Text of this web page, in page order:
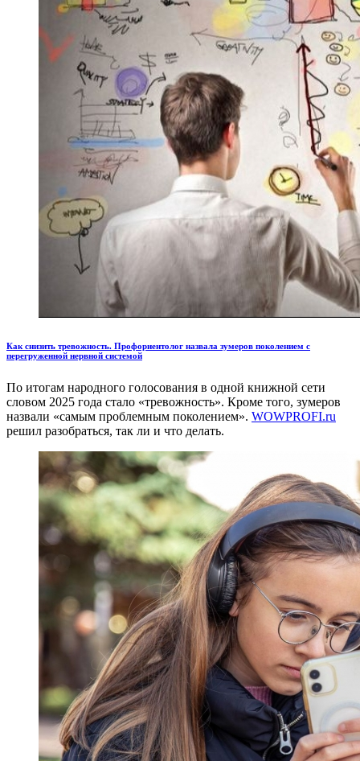
Как снизить тревожность. Профориентолог назвала зумеров поколением с
перегруженной нервной системой
По итогам народного голосования в одной книжной сети
словом 2025 года стало «тревожность». Кроме того, зумеров
назвали «самым проблемным поколением». WOWPROFI.ru
решил разобраться, так ли и что делать.